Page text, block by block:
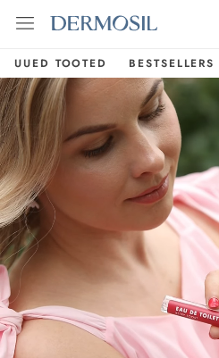
UUED TOOTED BESTSELLERS